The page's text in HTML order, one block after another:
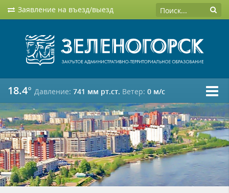
Заявление на въезд/выезд
18.4° Давление: 741 мм рт.ст. Ветер: 0 м/c